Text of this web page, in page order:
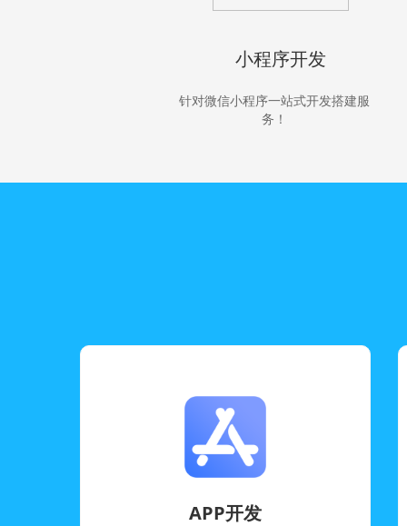
小程序开发
针对微信小程序一站式开发搭建服
务！
APP开发